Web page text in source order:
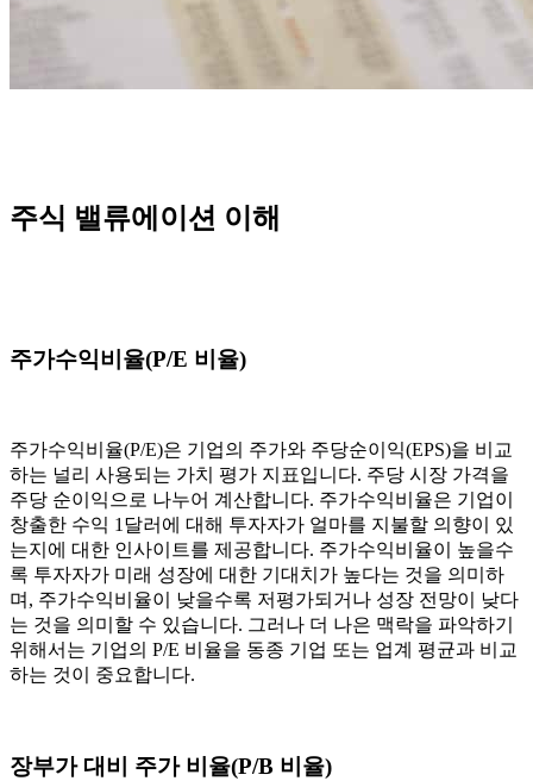
주식 밸류에이션 이해
주가수익비율(P/E 비율)
주가수익비율(P/E)은 기업의 주가와 주당순이익(EPS)을 비교
하는 널리 사용되는 가치 평가 지표입니다. 주당 시장 가격을
주당 순이익으로 나누어 계산합니다. 주가수익비율은 기업이
창출한 수익 1달러에 대해 투자자가 얼마를 지불할 의향이 있
는지에 대한 인사이트를 제공합니다. 주가수익비율이 높을수
록 투자자가 미래 성장에 대한 기대치가 높다는 것을 의미하
며, 주가수익비율이 낮을수록 저평가되거나 성장 전망이 낮다
는 것을 의미할 수 있습니다. 그러나 더 나은 맥락을 파악하기
위해서는 기업의 P/E 비율을 동종 기업 또는 업계 평균과 비교
하는 것이 중요합니다.
장부가 대비 주가 비율(P/B 비율)